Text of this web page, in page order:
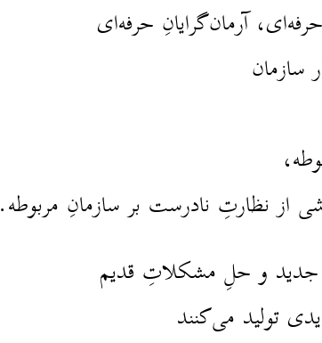
آرمان‌گرایانِ حرفه‌ای
سازمان
از نظارتِ نادرست بر سازمانِ مربوطه.
جدید و حلِ مشکلاتِ قدیم
تولید می‌کنند